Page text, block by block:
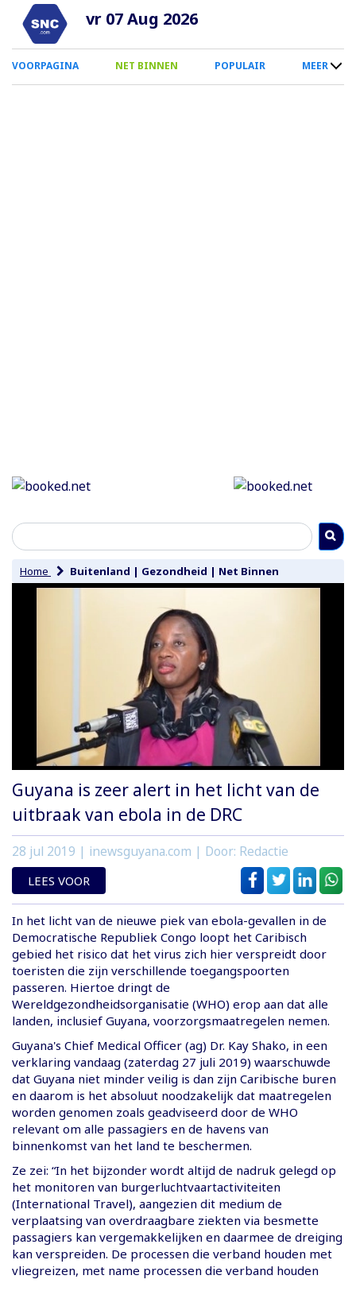
Overslaan
naar
inhoud
vr 07 Aug 2026
0
Smartphone
VOORPAGINA NET BINNEN POPULAIR MEER
Home Buitenland | Gezondheid | Net Binnen
Guyana is zeer alert in het licht van de
uitbraak van ebola in de DRC
28 jul 2019 | inewsguyana.com | Door: Redactie
LEES VOOR
In het licht van de nieuwe piek van ebola-gevallen in de
Democratische Republiek Congo loopt het Caribisch
gebied het risico dat het virus zich hier verspreidt door
toeristen die zijn verschillende toegangspoorten
passeren. Hiertoe dringt de
Wereldgezondheidsorganisatie (WHO) erop aan dat alle
landen, inclusief Guyana, voorzorgsmaatregelen nemen.
Guyana's Chief Medical Officer (ag) Dr. Kay Shako, in een
verklaring vandaag (zaterdag 27 juli 2019) waarschuwde
dat Guyana niet minder veilig is dan zijn Caribische buren
en daarom is het absoluut noodzakelijk dat maatregelen
worden genomen zoals geadviseerd door de WHO
relevant om alle passagiers en de havens van
binnenkomst van het land te beschermen.
Ze zei: “In het bijzonder wordt altijd de nadruk gelegd op
het monitoren van burgerluchtvaartactiviteiten
(International Travel), aangezien dit medium de
verplaatsing van overdraagbare ziekten via besmette
passagiers kan vergemakkelijken en daarmee de dreiging
kan verspreiden. De processen die verband houden met
vliegreizen, met name processen die verband houden